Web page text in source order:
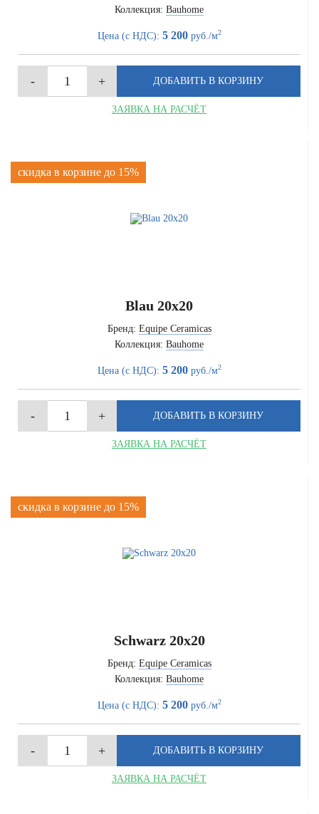
Коллекция: Bauhome
Цена (с НДС): 5 200руб./м2
ЗАЯВКА НА РАСЧЁТ
скидка в корзине до 15%
Blau 20x20
Бренд: Equipe Ceramicas
Коллекция: Bauhome
Цена (с НДС): 5 200руб./м2
ЗАЯВКА НА РАСЧЁТ
скидка в корзине до 15%
Schwarz 20x20
Бренд: Equipe Ceramicas
Коллекция: Bauhome
Цена (с НДС): 5 200руб./м2
ЗАЯВКА НА РАСЧЁТ